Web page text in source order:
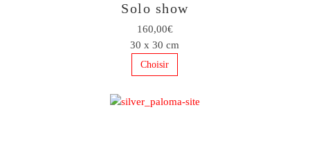
Solo show
160,00€
30 x 30 cm
Choisir